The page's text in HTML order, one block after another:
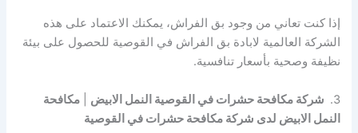
إذا كنت تعاني من وجود بق الفراش، يمكنك الاعتماد على هذه
الشركة العالمية لابادة بق الفراش في القوصية للحصول على بيئة
نظيفة وصحية بأسعار تنافسية.
3. شركة مكافحة حشرات في القوصية النمل الابيض |مكافحة
النمل الابيض لدى شركة مكافحة حشرات في القوصية